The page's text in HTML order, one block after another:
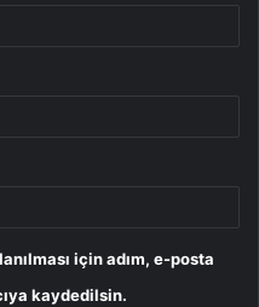
için adım, e-posta
kaydedilsin.